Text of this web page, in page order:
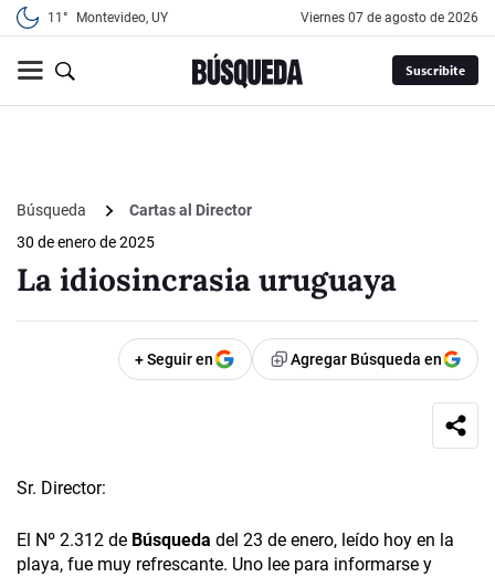
11° Montevideo, UY viernes 07 de agosto de 2026
Suscribite
Búsqueda
Cartas al Director
30 de enero de 2025
La idiosincrasia uruguaya
+ Seguir en Agregar Búsqueda en
Sr. Director:
El Nº 2.312 de Búsqueda del 23 de enero, leído hoy en la
playa, fue muy refrescante. Uno lee para informarse y